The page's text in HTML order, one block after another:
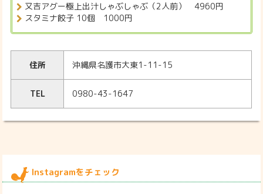
又吉アグー極上出汁しゃぶしゃぶ（2人前） 4960円
スタミナ餃子 10個 1000円
住所 沖縄県名護市大東1-11-15
TEL 0980-43-1647
Instagramをチェック